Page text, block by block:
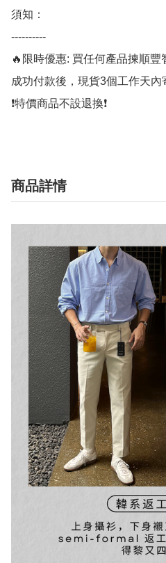
須知：
----------
🔥限時優惠: 買任何產品揀順豐
成功付款後，現貨3個工作天內
❗️特價商品不設退換❗️
商品詳情